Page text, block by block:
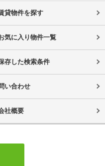
貸物件を探す
気に入り物件一覧
存した検索条件
い合わせ
社概要